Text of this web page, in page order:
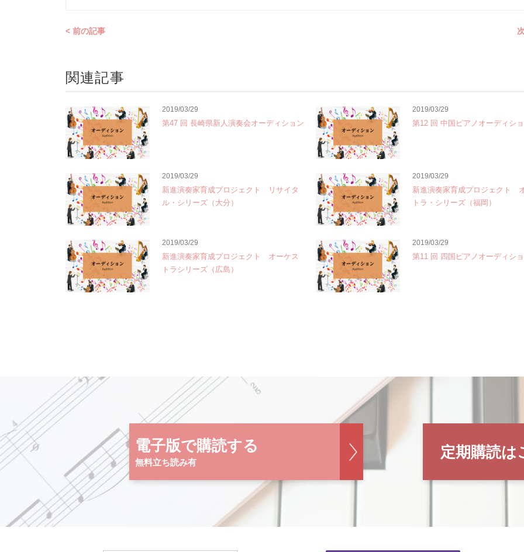
< 前の記事
関連記事
2019/03/29
第47 回 長崎県新人演奏会オーディション
2019/03/29
第12 回 中国ピアノオーディシ
2019/03/29
新進演奏家育成プロジェクト リサイタ
ル・シリーズ（大分）
2019/03/29
新進演奏家育成プロジェクト
トラ・シリーズ（福岡）
2019/03/29
新進演奏家育成プロジェクト オーケス
トラシリーズ（広島）
2019/03/29
第11 回 四国ピアノオーディシ
電子版で購読する
無料立ち読み有
定期購読は